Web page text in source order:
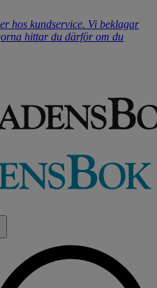
hos kundservice. Vi beklagar
hittar du därför om du